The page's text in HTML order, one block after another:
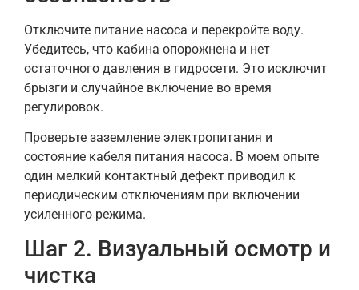
Отключите питание насоса и перекройте воду.
Убедитесь, что кабина опорожнена и нет
остаточного давления в гидросети. Это исключит
брызги и случайное включение во время
регулировок.
Проверьте заземление электропитания и
состояние кабеля питания насоса. В моем опыте
один мелкий контактный дефект приводил к
периодическим отключениям при включении
усиленного режима.
Шаг 2. Визуальный осмотр и
чистка